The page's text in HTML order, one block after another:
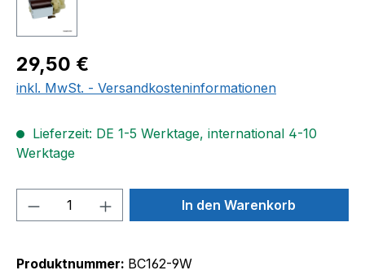
Regulärer Preis:
29,50 €
inkl. MwSt. - Versandkosteninformationen
Lieferzeit: DE 1-5 Werktage, international 4-10
Werktage
Produkt Anzahl: Gib denIn den Warenkorb
Produktnummer: BC162-9W